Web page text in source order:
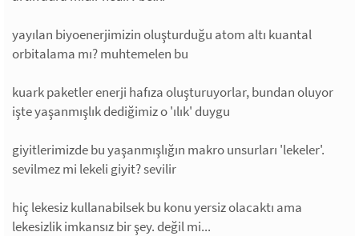
yayılan biyoenerjimizin oluşturduğu atom altı kuantal
orbitalama mı? muhtemelen bu
kuark paketler enerji hafıza oluşturuyorlar, bundan oluyor
işte yaşanmışlık dediğimiz o 'ılık' duygu
giyitlerimizde bu yaşanmışlığın makro unsurları 'lekeler'.
sevilmez mi lekeli giyit? sevilir
hiç lekesiz kullanabilsek bu konu yersiz olacaktı ama
lekesizlik imkansız bir şey. değil mi...